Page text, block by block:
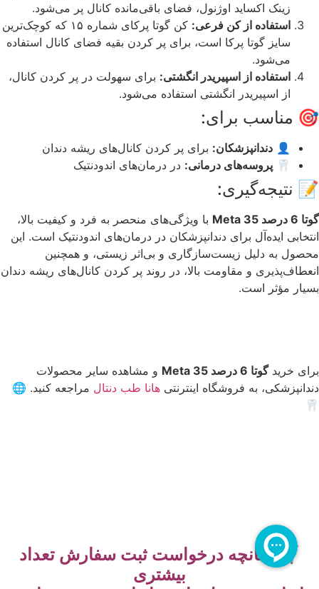
زینک اکساید اوژنول، فضای باقی‌مانده کانال پر می‌شود.
استفاده از کن فرعی:
کن گوتا پرکای شماره ۱۵ که کوچک‌ترین
سایز گوتا پرکا است، برای پر کردن بقیه فضای کانال استفاده
می‌شود.
استفاده از اسپیریدر انگشتی: برای سهولت در پر کردن کانال،
از اسپیریدر انگشتی استفاده می‌شود.
🎯 مناسب برای:
👤 دندانپزشکان: برای پر کردن کانال‌های ریشه دندان
🦷 پروسه‌های درمانی: در درمان‌های اندودنتیک
📝 نتیجه‌گیری:
گوتا 6 درصد 35 Meta
با ویژگی‌های منحصر به فرد و کیفیت بالا،
انتخابی ایده‌آل برای دندانپزشکان در درمان‌های اندودنتیک است. این
محصول به دلیل زیست‌سازگاری و بی‌اثر زیستی، و همچنین
انعطاف‌پذیری و مقاومت بالا، در روند پر کردن کانال‌های ریشه دندان
بسیار مؤثر است.
برای خریدگوتا 6 درصد 35 Meta
و مشاهده سایر محصولات
دندانپزشکی، به فروشگاه اینترنتی هانا طب دنتال مراجعه کنید. 🌐
🦷
🛒 چنانچه درخواست ثبت سفارش تعداد
بیشتری